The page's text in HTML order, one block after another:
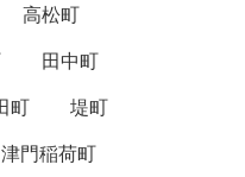
高松町
田中町
町
堤町
津門稲荷町